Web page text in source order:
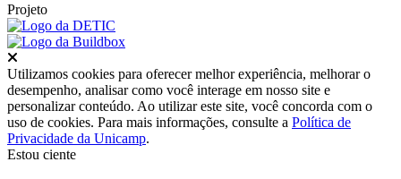
Projeto
Utilizamos cookies para oferecer melhor experiência, melhorar o
desempenho, analisar como você interage em nosso site e
personalizar conteúdo. Ao utilizar este site, você concorda com o
uso de cookies. Para mais informações, consulte a Política de
Privacidade da Unicamp.
Estou ciente